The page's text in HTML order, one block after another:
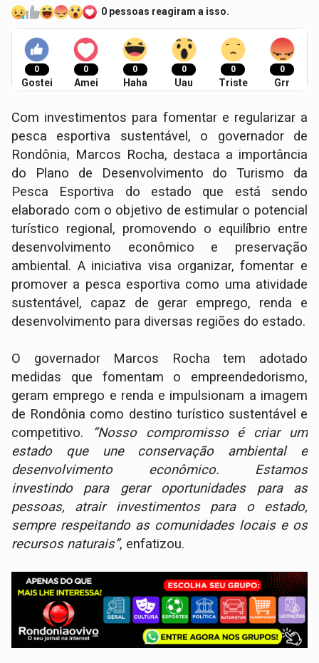
0 pessoas reagiram a isso.
0
Gostei
0
Amei
0
Haha
0
Uau
0
Triste
0
Grr
Com investimentos para fomentar e regularizar a
pesca esportiva sustentável, o governador de
Rondônia, Marcos Rocha, destaca a importância
do Plano de Desenvolvimento do Turismo da
Pesca Esportiva do estado que está sendo
elaborado com o objetivo de estimular o potencial
turístico regional, promovendo o equilíbrio entre
desenvolvimento econômico e preservação
ambiental. A iniciativa visa organizar, fomentar e
promover a pesca esportiva como uma atividade
sustentável, capaz de gerar emprego, renda e
desenvolvimento para diversas regiões do estado.
O governador Marcos Rocha tem adotado
medidas que fomentam o empreendedorismo,
geram emprego e renda e impulsionam a imagem
de Rondônia como destino turístico sustentável e
competitivo.
“Nosso compromisso é criar um
estado que une conservação ambiental e
desenvolvimento econômico. Estamos
investindo para gerar oportunidades para as
pessoas, atrair investimentos para o estado,
sempre respeitando as comunidades locais e os
recursos naturais”, enfatizou.